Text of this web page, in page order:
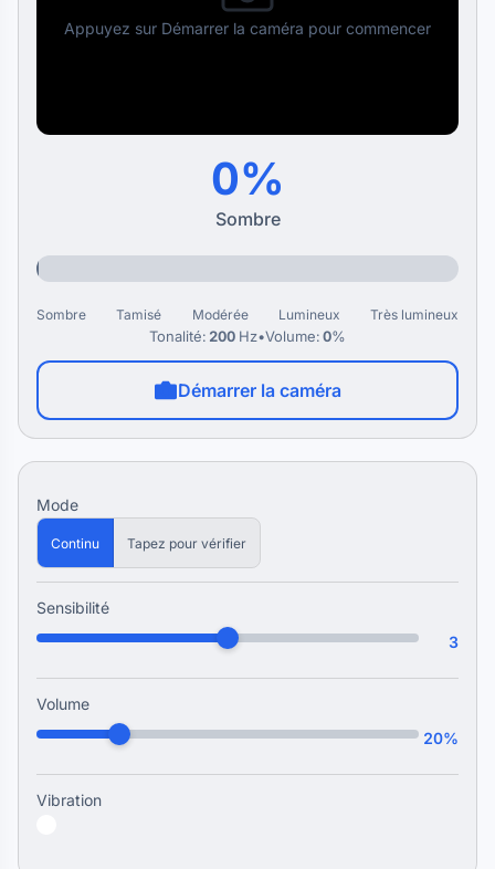
Appuyez sur Démarrer la caméra pour commencer
0%
Sombre
Sombre Tamisé Modérée Lumineux Très lumineux
Tonalité: 200 Hz•Volume:0%
Démarrer la caméra
Mode
Continu Tapez pour vérifier
Sensibilité
3
Volume
20%
Vibration